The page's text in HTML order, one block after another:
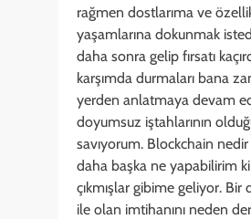
rağmen dostlarıma ve
yaşamlarına dokunmak
daha sonra gelip fırsatı
karşımda durmaları bana
yerden anlatmaya devam
doyumsuz iştahlarının
savıyorum. Blockchain
daha başka ne yapabilirim
çıkmışlar gibime geliyor. Bir
ile olan imtihanını neden